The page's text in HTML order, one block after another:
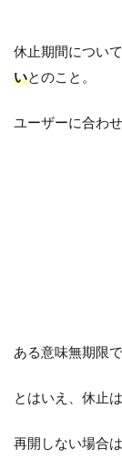
休止期間につい
いとのこと。
ユーザーに合わ
ある意味無期限
とはいえ、休止
再開しない場合